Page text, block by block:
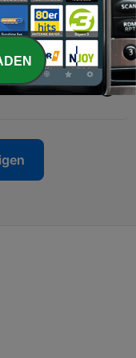
gegen
– Gute